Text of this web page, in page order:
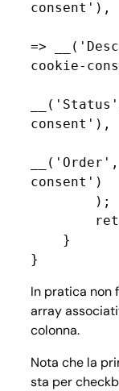
consent'),
=>
cookie-
consent'),
consent')
}
In pratica non
array
colonna.
Nota che la
sta per